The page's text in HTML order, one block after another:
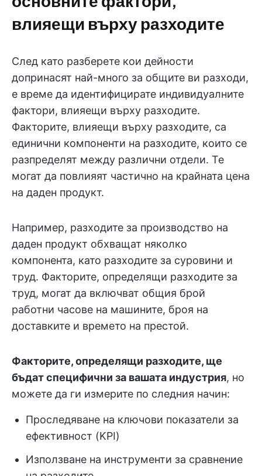
влияещи върху разходите
След като разберете кои дейности
допринасят най-много за общите ви разходи,
е време да идентифицирате индивидуалните
фактори, влияещи върху разходите.
Факторите, влияещи върху разходите, са
единични компоненти на разходите, които се
разпределят между различни отдели. Те
могат да повлияят частично на крайната цена
на даден продукт.
Например, разходите за производство на
даден продукт обхващат няколко
компонента, като разходите за суровини и
труд. Факторите, определящи разходите за
труд, могат да включват общия брой
работни часове на машините, броя на
доставките и времето на престой.
Факторите, определящи разходите, ще
бъдат специфични за вашата индустрия, но
можете да ги измерите по следния начин:
Проследяване на ключови показатели за
ефективност (KPI)
Използване на инструменти за сравнение